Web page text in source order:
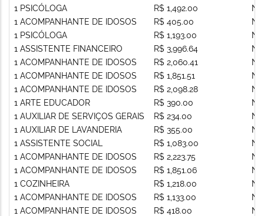
1 PSICÓLOGA
1 ACOMPANHANTE DE IDOSOS
1 PSICÓLOGA
1 ASSISTENTE FINANCEIRO
1 ACOMPANHANTE DE IDOSOS
1 ACOMPANHANTE DE IDOSOS
1 ACOMPANHANTE DE IDOSOS
1 ARTE EDUCADOR
1 AUXILIAR DE SERVIÇOS GERAIS
1 AUXILIAR DE LAVANDERIA
1 ASSISTENTE SOCIAL
1 ACOMPANHANTE DE IDOSOS
1 ACOMPANHANTE DE IDOSOS
1 COZINHEIRA
1 ACOMPANHANTE DE IDOSOS
1 ACOMPANHANTE DE IDOSOS
R$ 1,492.00
R$ 405.00
R$ 1,193.00
R$ 3,996.64
R$ 2,060.41
R$ 1,851.51
R$ 2,098.28
R$ 390.00
R$ 234.00
R$ 355.00
R$ 1,083.00
R$ 2,223.75
R$ 1,851.06
R$ 1,218.00
R$ 1,133.00
R$ 418.00